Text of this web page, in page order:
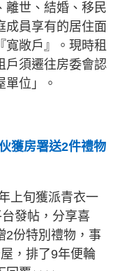
離世、結婚、移民
成員享有的居住面
寬敞戶』。現時租
戶須遷往房委會認
位」。
獲房署送2件禮物
上旬獲派青衣一
發帖，分享喜
2份特別禮物，事
，排了9年便輪